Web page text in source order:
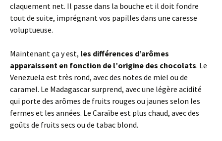
claquement net. Il passe dans la bouche et il doit fondre
tout de suite, imprégnant vos papilles dans une caresse
voluptueuse.
Maintenant ça y est, les différences d’arômes
apparaissent en fonction de l’origine des chocolats. Le
Venezuela est très rond, avec des notes de miel ou de
caramel. Le Madagascar surprend, avec une légère acidité
qui porte des arômes de fruits rouges ou jaunes selon les
fermes et les années. Le Caraïbe est plus chaud, avec des
goûts de fruits secs ou de tabac blond.